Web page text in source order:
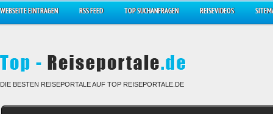
WEBSEITE EINTRAGEN RSS FEED TOP SUCHANFRAGEN REISEVIDEOS
DIE BESTEN REISEPORTALE AUF TOP REISEPORTALE.DE